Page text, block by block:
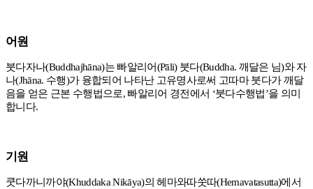
어원
붓다자나(Buddhajhāna)는 빠알리어(Pāli) 붓다(Buddha. 깨달은 님)와 자
나(Jhāna. 수행)가 융합되어 나타난 고유명사로써 고따마 붓다가 깨달
음을 얻은 근본 수행법으로, 빠알리어 경전에서 ‘붓다수행법’을 의미
합니다.
기원
쿳다까니까야(Khuddaka Nikāya)의 헤마와따쑷따(Hemavatasutta)에서